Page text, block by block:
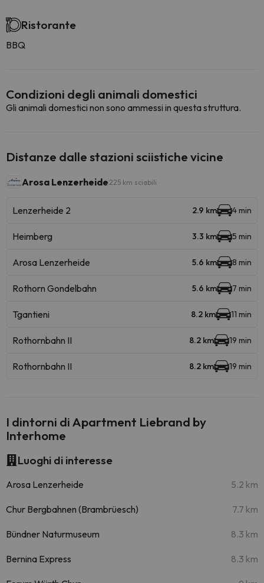
Ristorante
BBQ
Condizioni degli animali domestici
Gli animali domestici non sono ammessi in questa struttura.
Distanze dalle stazioni sciistiche vicine
Arosa Lenzerheide 225 km sciabili
Lenzerheide 2 2.9 km 4 min
Heimberg 3.3 km 5 min
Arosa Lenzerheide 5.6 km 8 min
Rothorn Gondelbahn 5.6 km 7 min
Tgantieni 8.2 km 11 min
Rothornbahn II 8.2 km 19 min
Rothornbahn II 8.2 km 19 min
I dintorni di Apartment Liebrand by
Interhome
Luoghi di interesse
Arosa Lenzerheide 5.2 km
Chur Bergbahnen (Brambrüesch) 7.7 km
Bündner Naturmuseum 8.3 km
Bernina Express 8.3 km